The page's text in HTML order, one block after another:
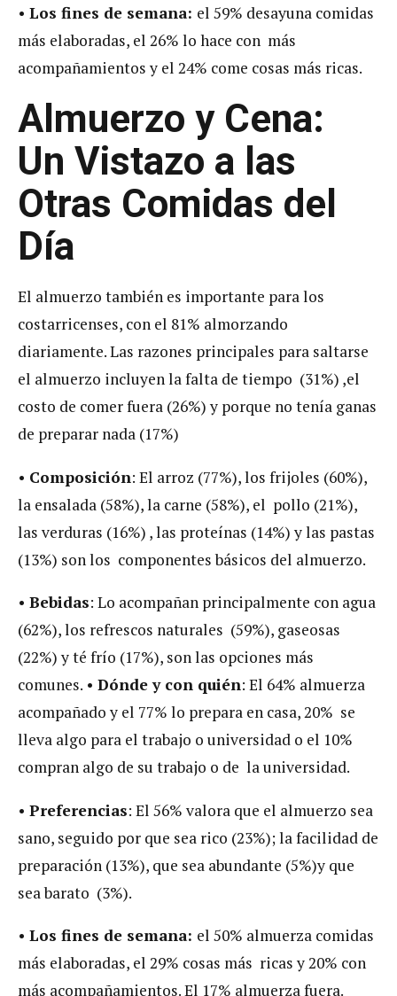
• Los fines de semana: el 59% desayuna comidas
más elaboradas, el 26% lo hace con más
acompañamientos y el 24% come cosas más ricas.
Almuerzo y Cena:
Un Vistazo a las
Otras Comidas del
Día
El almuerzo también es importante para los
costarricenses, con el 81% almorzando
diariamente. Las razones principales para saltarse
el almuerzo incluyen la falta de tiempo (31%) ,el
costo de comer fuera (26%) y porque no tenía ganas
de preparar nada (17%)
• Composición: El arroz (77%), los frijoles (60%),
la ensalada (58%), la carne (58%), el pollo (21%),
las verduras (16%) , las proteínas (14%) y las pastas
(13%) son los componentes básicos del almuerzo.
• Bebidas: Lo acompañan principalmente con agua
(62%), los refrescos naturales (59%), gaseosas
(22%) y té frío (17%), son las opciones más
comunes. • Dónde y con quién: El 64% almuerza
acompañado y el 77% lo prepara en casa, 20% se
lleva algo para el trabajo o universidad o el 10%
compran algo de su trabajo o de la universidad.
• Preferencias: El 56% valora que el almuerzo sea
sano, seguido por que sea rico (23%); la facilidad de
preparación (13%), que sea abundante (5%)y que
sea barato (3%).
• Los fines de semana: el 50% almuerza comidas
más elaboradas, el 29% cosas más ricas y 20% con
más acompañamientos. El 17% almuerza fuera.